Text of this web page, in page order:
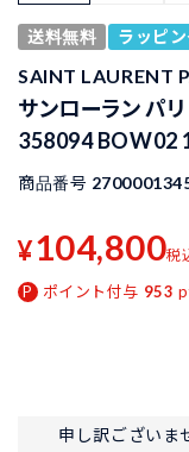
送料無料 ラッピ
SAINT LAURENT
サンローラン パ
358094 BOW02
商品番号
¥104,800税
ポイント付与 953
申し訳ございま